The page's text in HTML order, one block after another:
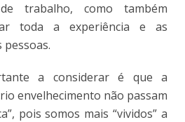
trabalho, como também
toda a experiência e as
pessoas.
a considerar é que a
envelhecimento não passam
pois somos mais “vividos” a